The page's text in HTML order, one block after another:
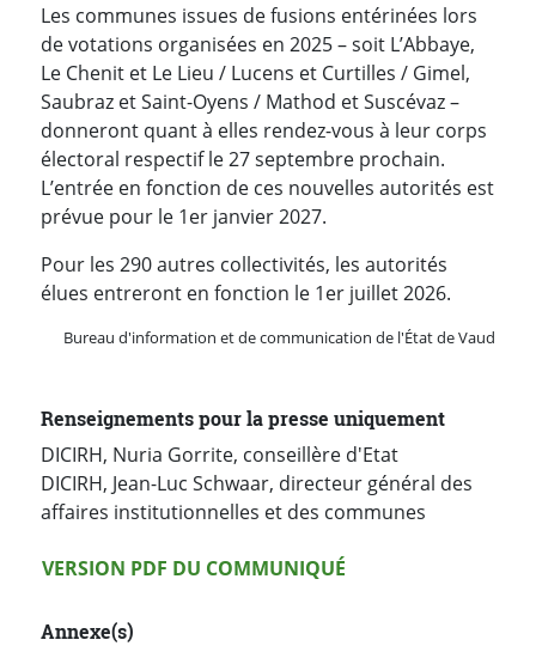
Les communes issues de fusions entérinées lors
de votations organisées en 2025 – soit L’Abbaye,
Le Chenit et Le Lieu / Lucens et Curtilles / Gimel,
Saubraz et Saint-Oyens / Mathod et Suscévaz –
donneront quant à elles rendez-vous à leur corps
électoral respectif le 27 septembre prochain.
L’entrée en fonction de ces nouvelles autorités est
prévue pour le 1er janvier 2027.
Pour les 290 autres collectivités, les autorités
élues entreront en fonction le 1er juillet 2026.
Bureau d'information et de communication de l'État de Vaud
Renseignements pour la presse uniquement
DICIRH, Nuria Gorrite, conseillère d'Etat
DICIRH, Jean-Luc Schwaar, directeur général des
affaires institutionnelles et des communes
Version PDF
VERSION PDF DU COMMUNIQUÉ
Annexe(s)